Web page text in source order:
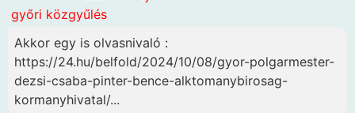
győri közgyűlés
Akkor egy is olvasnivaló :
https://24.hu/belfold/2024/10/08/gyor-polgarmester-
dezsi-csaba-pinter-bence-alktomanybirosag-
kormanyhivatal/...